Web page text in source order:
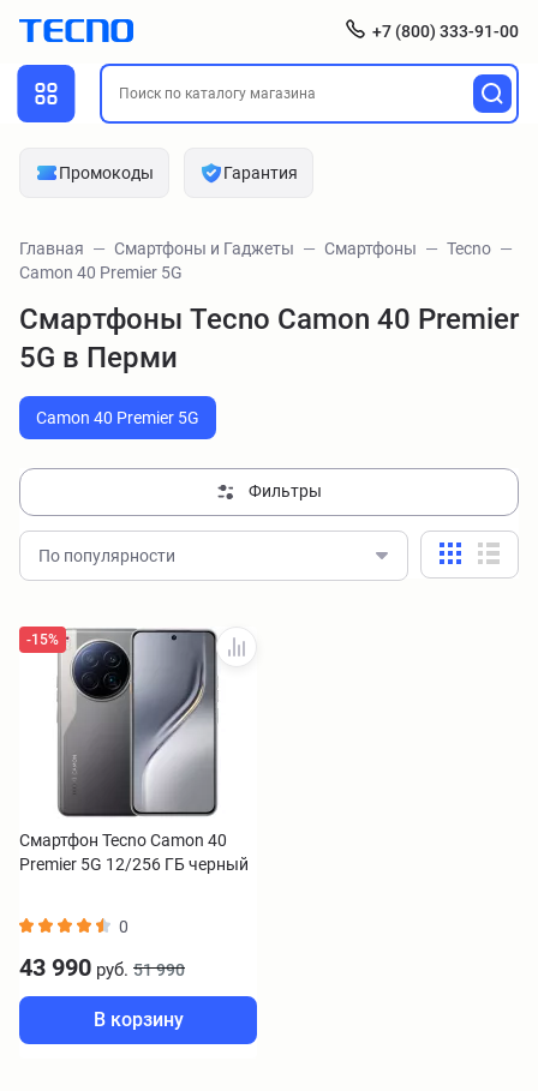
+7 (800) 333-91-00
Промокоды Гарантия
Главная Смартфоны и Гаджеты Смартфоны
Tecno
Camon 40 Premier 5G
Смартфоны Tecno Camon 40 Premier
5G в Перми
Camon 40 Premier 5G
Фильтры
По популярности
-15%
Смартфон Tecno Camon 40
Premier 5G 12/256 ГБ черный
0
43 990 руб. 51 990
В корзину